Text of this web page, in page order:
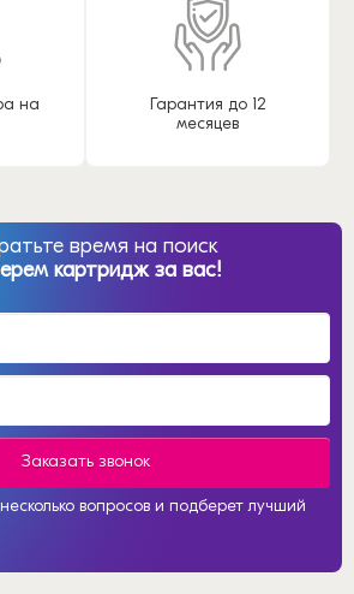
на
Гарантия до 12
месяцев
время на поиск
картридж за вас!
Заказать звонок
вопросов и подберет лучший